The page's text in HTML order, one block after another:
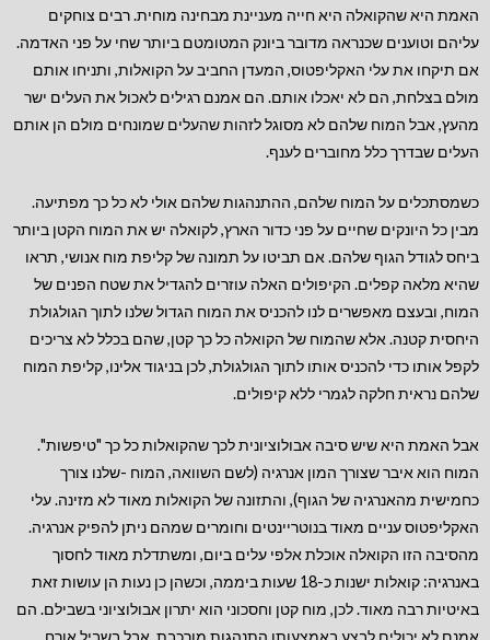
האמת היא שהקואלה היא חייה מעניינת מבחינה מוחית. רבים צוחקים
עליהם וטוענים שכנראה מדובר ביונק המטומטם ביותר שחי על פני האדמה.
אם תיקחו את עלי האקליפטוס, המעדן החביב על הקואלות, ותניחו אותם
מולם בצלחת, הם לא יאכלו אותם. הם אמנם רגילים לאכול את העלים ישר
מהעץ, אבל המוח שלהם לא מסוגל לזהות שהעלים שמונחים מולם הן אותם
העלים שבדרך כלל מחוברים לענף.
כשמסתכלים על המוח שלהם, ההתנהגות שלהם אולי לא כל כך מפתיעה.
מבין כל היונקים שחיים על פני כדור הארץ, לקואלה יש את המוח הקטן ביותר
ביחס לגודל הגוף שלהם. אם תביטו על תמונה של קליפת מוח אנושי, תראו
שהיא מלאה קפלים. הקיפולים האלה עוזרים להגדיל את שטח הפנים של
המוח, ובעצם מאפשרים לנו להכניס את המוח הגדול שלנו לתוך הגולגולת
היחסית קטנה. אלא שהמוח של הקואלה כל כך קטן, שהם בכלל לא צריכים
לקפל אותו כדי להכניס אותו לתוך הגולגולת, לכן בניגוד אלינו, קליפת המוח
שלהם נראית חלקה לגמרי ללא קיפולים.
אבל האמת היא שיש סיבה אבולוציונית לכך שהקואלות כל כך "טיפשות".
המוח הוא איבר שצורך המון אנרגיה (לשם השוואה, המוח -שלנו צורך
כחמישית מהאנרגיה של הגוף), והתזונה של הקואלות מאוד לא מזינה. עלי
האקליפטוס עניים מאוד בנוטריינטים וחומרים שמהם ניתן להפיק אנרגיה.
מהסיבה הזו הקואלה אוכלת אלפי עלים ביום, ומשתדלת מאוד לחסוך
באנרגיה: קואלות ישנות כ-18 שעות ביממה, וכשהן כן נעות הן עושות זאת
באיטיות רבה מאוד. לכן, מוח קטן וחסכוני הוא יתרון אבולוציוני בשבילם. הם
אמנם לא יכולים לבצע באמצעותו התנהגות מורכבת, אבל בשביל אורח